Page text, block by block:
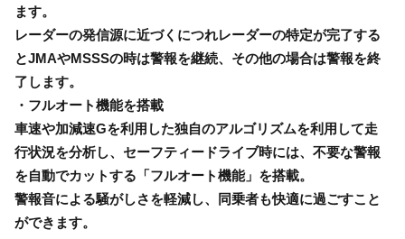
ます。
レーダーの発信源に近づくにつれレーダーの特定が完了する
とJMAやMSSSの時は警報を継続、その他の場合は警報を終
了します。
・フルオート機能を搭載
車速や加減速Gを利用した独自のアルゴリズムを利用して走
行状況を分析し、セーフティードライブ時には、不要な警報
を自動でカットする「フルオート機能」を搭載。
警報音による騒がしさを軽減し、同乗者も快適に過ごすこと
ができます。